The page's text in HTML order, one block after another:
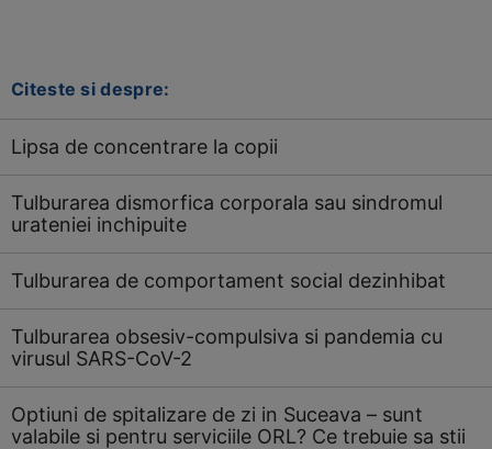
Citeste si despre:
Lipsa de concentrare la copii
Tulburarea dismorfica corporala sau sindromul
urateniei inchipuite
Tulburarea de comportament social dezinhibat
Tulburarea obsesiv-compulsiva si pandemia cu
virusul SARS-CoV-2
Optiuni de spitalizare de zi in Suceava – sunt
valabile si pentru serviciile ORL? Ce trebuie sa stii